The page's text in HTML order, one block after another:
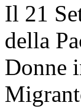
Il 21
della
Donne